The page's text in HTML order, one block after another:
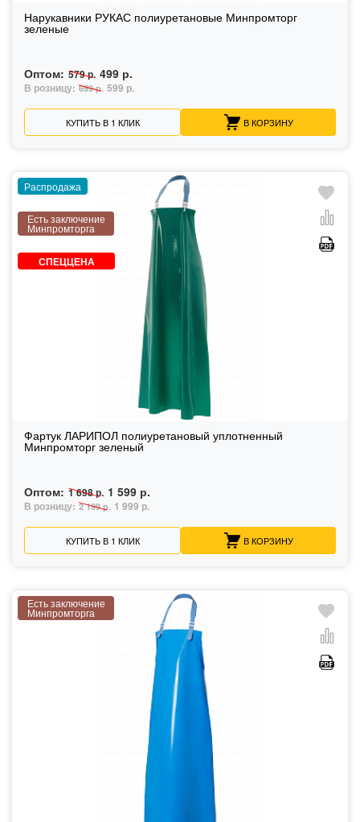
Нарукавники РУКАС полиуретановые Минпромторг
зеленые
Оптом: 579 р. 499 р.
В розницу: 699 р. 599 р.
КУПИТЬ В 1 КЛИК В КОРЗИНУ
Распродажа
Есть заключение
Минпромторга
СПЕЦЦЕНА
Фартук ЛАРИПОЛ полиуретановый уплотненный
Минпромторг зеленый
Оптом: 1 698 р. 1 599 р.
В розницу: 2 199 р. 1 999 р.
КУПИТЬ В 1 КЛИК В КОРЗИНУ
Есть заключение
Минпромторга